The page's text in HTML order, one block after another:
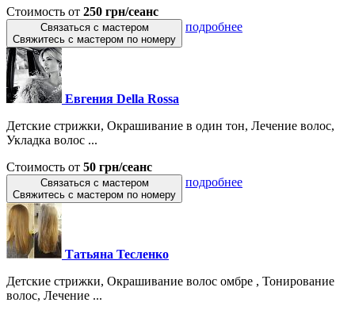
Стоимость от 250 грн/сеанс
Связаться с мастером
Свяжитесь с мастером по номеру
подробнее
Евгения Della Rossa
Детские стрижки, Окрашивание в один тон, Лечение волос,
Укладка волос ...
Стоимость от 50 грн/сеанс
Связаться с мастером
Свяжитесь с мастером по номеру
подробнее
Татьяна Тесленко
Детские стрижки, Окрашивание волос омбре , Тонирование
волос, Лечение ...